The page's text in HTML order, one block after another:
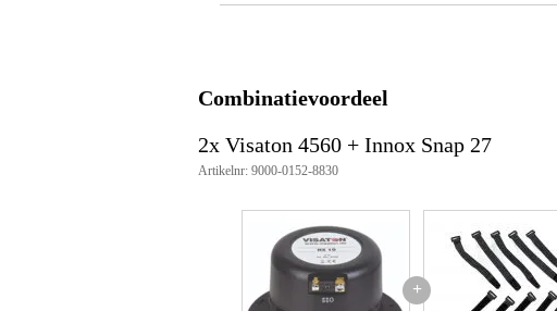
Gewicht(incl. verpakking)
Productspecificaties
rms vermogen: 40 W
piek vermogen: 60 W
Combinatievoordeel
2x Visaton 4560 + Innox Snap 27
Artikelnr: 9000-0152-8830
+